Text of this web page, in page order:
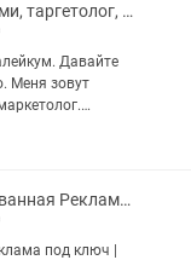
Таргет реклама, сми, таргетолог, обучение
Давайте
Меня зовут
-
Таргет, Таргетированная Реклама, Реклама в Инстаграм, Продвижение
под ключ |